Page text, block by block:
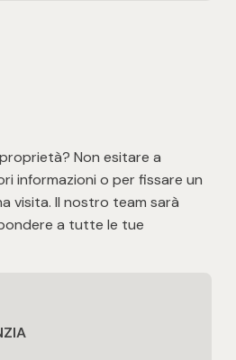
dell'immobile
★
interne
★
principale con
Non esitare a
informazioni o per fissare un
visita. Il nostro team sarà
a tutte le tue